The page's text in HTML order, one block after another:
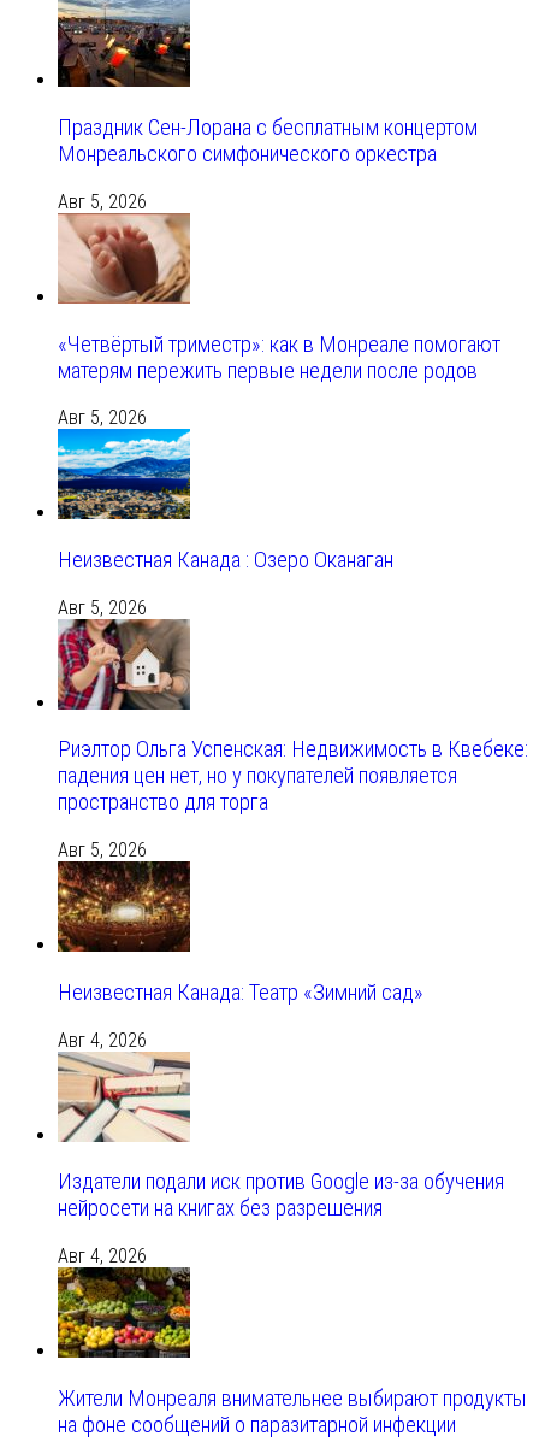
Праздник Сен-Лорана с бесплатным концертом
Монреальского симфонического оркестра
Авг 5, 2026
«Четвёртый триместр»: как в Монреале помогают
матерям пережить первые недели после родов
Авг 5, 2026
Неизвестная Канада : Озеро Оканаган
Авг 5, 2026
Риэлтор Ольга Успенская: Недвижимость в Квебеке:
падения цен нет, но у покупателей появляется
пространство для торга
Авг 5, 2026
Неизвестная Канада: Театр «Зимний сад»
Авг 4, 2026
Издатели подали иск против Google из‑за обучения
нейросети на книгах без разрешения
Авг 4, 2026
Жители Монреаля внимательнее выбирают продукты
на фоне сообщений о паразитарной инфекции